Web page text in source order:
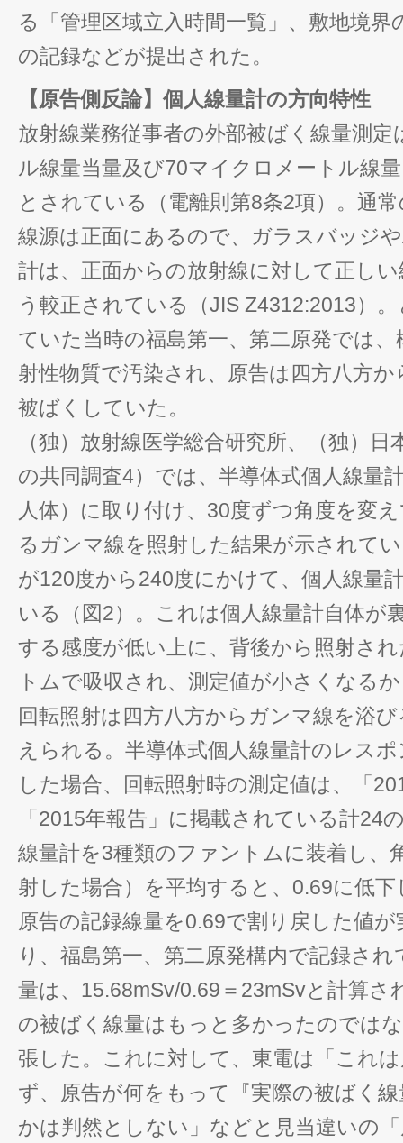
る「管理区域立入時間一覧」、敷地境
の記録などが提出された。
【原告側反論】個人線量計の方向特性
放射線業務従事者の外部被ばく線量測
ル線量当量及び70マイクロメートル線
とされている（電離則第8条2項）。通
線源は正面にあるので、ガラスバッジ
計は、正面からの放射線に対して正し
う較正されている（JIS Z4312:2013）
ていた当時の福島第一、第二原発では
射性物質で汚染され、原告は四方八方
被ばくしていた。
（独）放射線医学総合研究所、（独）
の共同調査4）では、半導体式個人線量
人体）に取り付け、30度ずつ角度を変
るガンマ線を照射した結果が示されて
が120度から240度にかけて、個人線量
いる（図2）。これは個人線量計自体が
する感度が低い上に、背後から照射さ
トムで吸収され、測定値が小さくなる
回転照射は四方八方からガンマ線を浴
えられる。半導体式個人線量計のレス
した場合、回転照射時の測定値は、「
「2015年報告」に掲載されている計24
線量計を3種類のファントムに装着し、
射した場合）を平均すると、0.69に低
原告の記録線量を0.69で割り戻した値
り、福島第一、第二原発構内で記録さ
量は、15.68mSv/0.69＝23mSvと計算さ
の被ばく線量はもっと多かったのでは
張した。これに対して、東電は「これ
ず、原告が何をもって『実際の被ばく
かは判然としない」などと見当違いの